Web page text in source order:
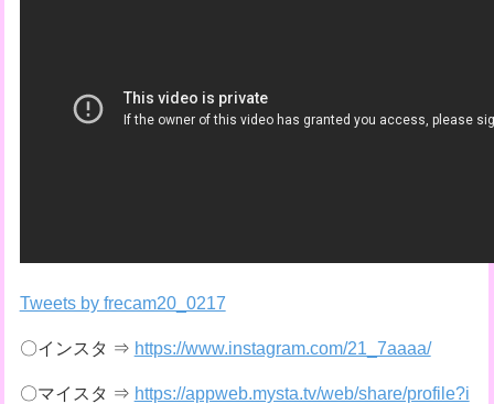
Tweets by frecam20_0217
〇インスタ ⇒ https://www.instagram.com/21_7aaaa/
〇マイスタ ⇒ https://appweb.mysta.tv/web/share/profile?i